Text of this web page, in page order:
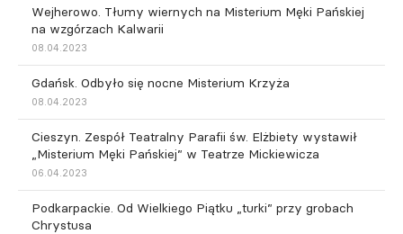
Wejherowo. Tłumy wiernych na Misterium Męki Pańskiej
na wzgórzach Kalwarii
08.04.2023
Gdańsk. Odbyło się nocne Misterium Krzyża
08.04.2023
Cieszyn. Zespół Teatralny Parafii św. Elżbiety wystawił
„Misterium Męki Pańskiej” w Teatrze Mickiewicza
06.04.2023
Podkarpackie. Od Wielkiego Piątku „turki” przy grobach
Chrystusa